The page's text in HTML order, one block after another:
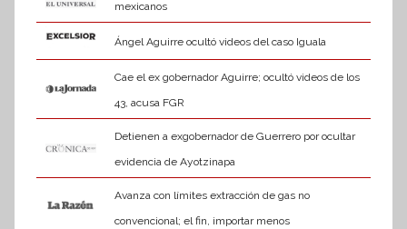
mexicanos
Ángel Aguirre ocultó videos del caso Iguala
Cae el ex gobernador Aguirre; ocultó videos de los
43, acusa FGR
Detienen a exgobernador de Guerrero por ocultar
evidencia de Ayotzinapa
Avanza con límites extracción de gas no
convencional; el fin, importar menos